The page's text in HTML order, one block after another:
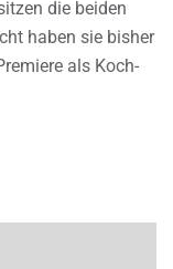
die beiden
haben sie bisher
als Koch-